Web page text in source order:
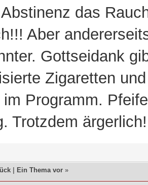
das
Aber
Gottseidank
Zigaretten
im Programm.
Trotzdem
Ein Thema vor »